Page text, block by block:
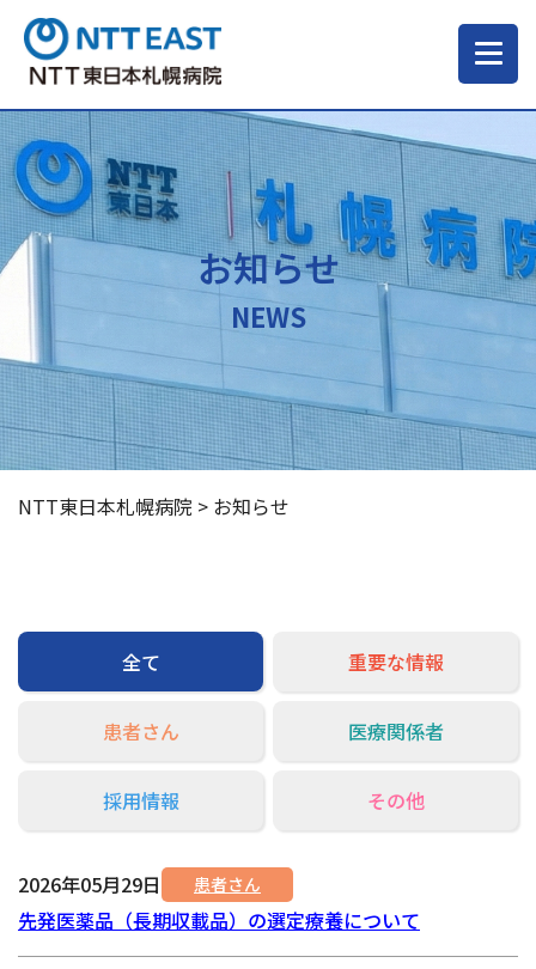
当院について
ご来院される方へ
診療科・部門
医療・介護関係の方
採用情報
お知らせ
NEWS
NTT東日本札幌病院 > お知らせ
全て 重要な情報
患者さん 医療関係者
採用情報 その他
2026年05月29日 患者さん
先発医薬品（長期収載品）の選定療養について